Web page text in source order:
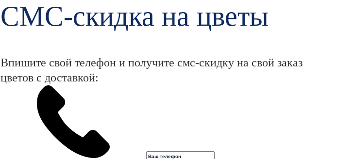
СМС-скидка на цветы
Впишите свой телефон и получите смс-скидку на свой заказ
цветов с доставкой: